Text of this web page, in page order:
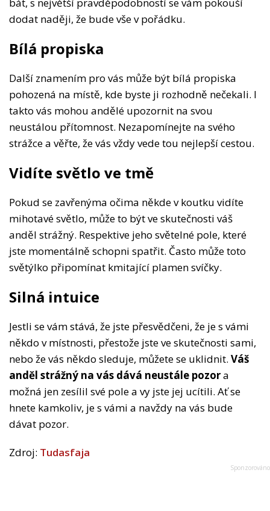
dodat naději, že bude vše v pořádku.
Bílá propiska
Další znamením pro vás může být bílá propiska
pohozená na místě, kde byste ji rozhodně nečekali. I
takto vás mohou andělé upozornit na svou
neustálou přítomnost. Nezapomínejte na svého
strážce a věřte, že vás vždy vede tou nejlepší cestou.
Vidíte světlo ve tmě
Pokud se zavřenýma očima někde v koutku vidíte
mihotavé světlo, může to být ve skutečnosti váš
anděl strážný. Respektive jeho světelné pole, které
jste momentálně schopni spatřit. Často může toto
světýlko připomínat kmitající plamen svíčky.
Silná intuice
Jestli se vám stává, že jste přesvědčeni, že je s vámi
někdo v místnosti, přestože jste ve skutečnosti sami,
nebo že vás někdo sleduje, můžete se uklidnit. Váš
anděl strážný na vás dává neustále pozora
možná jen zesílil své pole a vy jste jej ucítili. Ať se
hnete kamkoliv, je s vámi a navždy na vás bude
dávat pozor.
Zdroj: Tudasfaja